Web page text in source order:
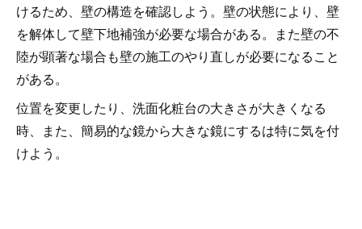
けるため、壁の構造を確認しよう。壁の状態により、壁
を解体して壁下地補強が必要な場合がある。また壁の不
陸が顕著な場合も壁の施工のやり直しが必要になること
がある。
位置を変更したり、洗面化粧台の大きさが大きくなる
時、また、簡易的な鏡から大きな鏡にするは特に気を付
けよう。